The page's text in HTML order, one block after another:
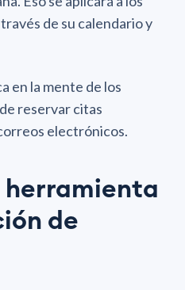
de su calendario y
en la mente de los
reservar citas
electrónicos.
herramienta
de